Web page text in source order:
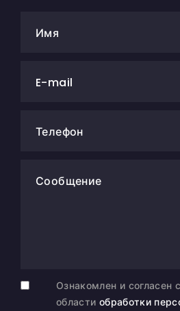
Имя
E-mail
Телефон
Сообщение
Ознакомлен и согласен
области обработки